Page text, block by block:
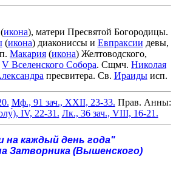
(икона), матери Пресвятой Богородицы.
(икона) диакониссы и Евпраксии девы,
Макария (икона) Желтоводского,
V Вселенского Собора. Сщмч. Николая
пресвитера. Св. Ираидыисп.
Мф., 91 зач., XXII, 23-33. Прав. Анны:
IV, 22-31. Лк., 36 зач., VIII, 16-21.
на каждый день года"
Затворника (Вышенского)